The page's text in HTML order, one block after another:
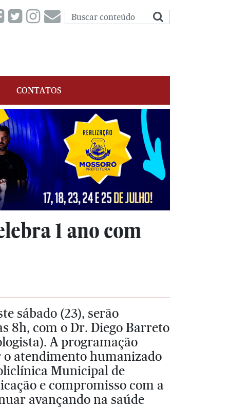
CONTATOS
1 ano com
sábado (23), serão
8h, com o Dr. Diego Barreto
A programação
atendimento humanizado
Municipal de
e compromisso com a
avançando na saúde